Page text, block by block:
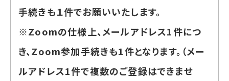
手続きも１件でお願いいたします。
※Zoomの仕様上、メールアドレス1件につ
き、Zoom参加手続きも1件となります。（メー
ルアドレス1件で複数のご登録はできませ